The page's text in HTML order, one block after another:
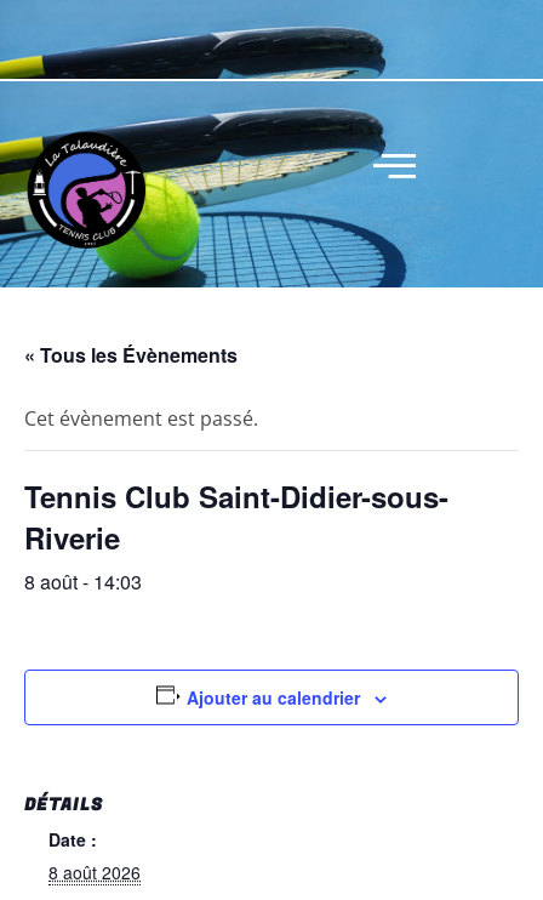
« Tous les Évènements
Cet évènement est passé.
Tennis Club Saint-Didier-sous-
Riverie
8 août - 14:03
Ajouter au calendrier
DÉTAILS
Date :
8 août 2026